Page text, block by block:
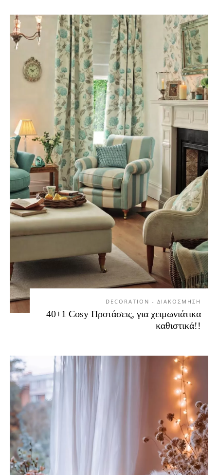
DECORATION - ΔΙΑΚΟΣΜΗΣΗ
40+1 Cosy Προτάσεις, για χειμωνιάτικα
καθιστικά!!